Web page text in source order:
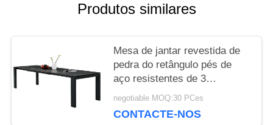
POLICY
Produtos similares
Mesa de jantar revestida de
pedra do retângulo pés de
aço resistentes de 3
medidores
negotiable MOQ:30 PCes
CONTACTE-NOS